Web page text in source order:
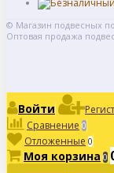
© Магазин подвесных
Оптовая продажа
Войти
Сравнение 0
Отложенные 0
Моя корзина 0